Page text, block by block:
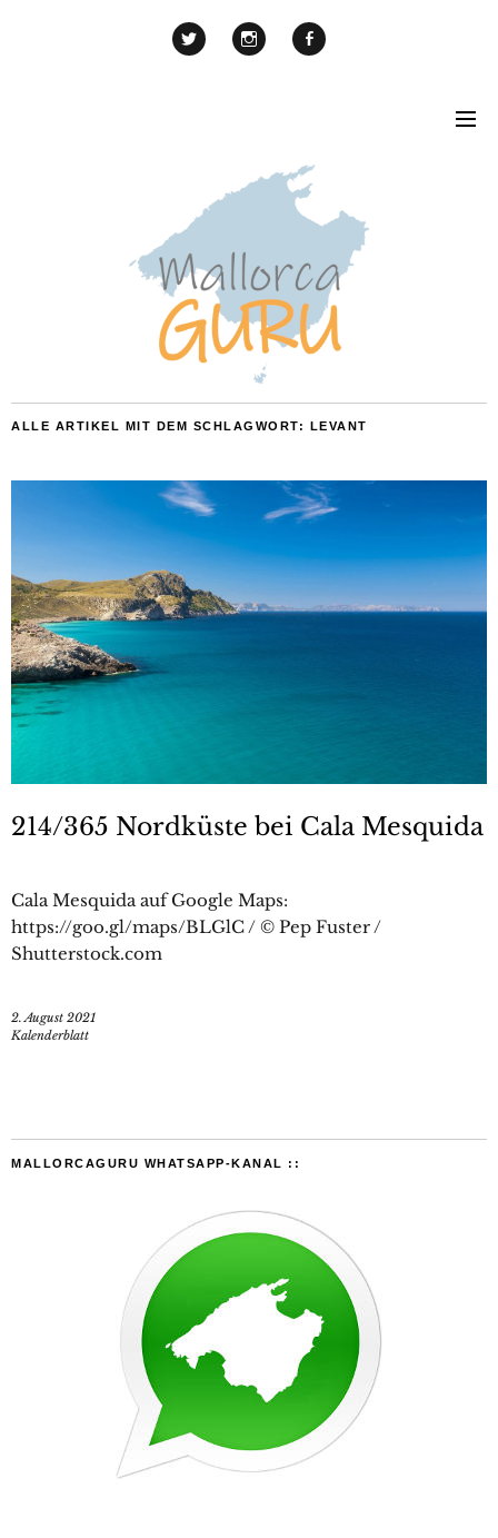
ALLE ARTIKEL MIT DEM SCHLAGWORT: LEVANT
214/365 Nordküste bei Cala Mesquida
Cala Mesquida auf Google Maps:
https://goo.gl/maps/BLGlC / © Pep Fuster /
Shutterstock.com
2. August 2021
Kalenderblatt
MALLORCAGURU WHATSAPP-KANAL ::